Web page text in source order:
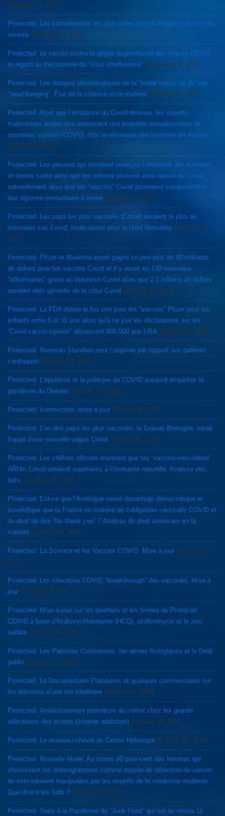
November 1, 2021
Protected: Les compléments les plus utiles pour la longévité active des
séniors November 1, 2021
Protected: Le vaccin contre la grippe augmenterait les risques COVID
eu égard au mécanisme du “virus interference”. November 1, 2021
Protected: Les dangers physiologiques de la “metal music” et de son
“head-banging”. État de la science en la matière October 31, 2021
Protected: Alors que l’incidence du Covid diminue, les experts
mainstream américains annoncent une probable recrudescence de
nouveaux variants COVID, d’ou la nécessité des boosters en masse.
October 30, 2021
Protected: Les preuves qui montrent pourquoi l’immunité des humains
en bonne santé ainsi que les enfants peuvent avoir raison du Covid
naturellement alors que les “vaccins” Covid pourraient compromettre
leur réponse immunitaire à terme October 30, 2021
Protected: Les pays les plus vaccinés (Covid) auraient le plus de
nouveaux cas Covid: implications pour la Herd Immunity October 30,
2021
Protected: Pfizer et Moderna aurait gagné un peu plus de 90 milliards
de dollars pour les vaccins Covid et il y aurait eu 130 nouveaux
“billionnaires” grace au business Covid alors que 2.1 trillions de dollars
auraient étés générés de la crise Covid October 30, 2021
Protected: La FDA donne le feu vert pour les “vaccins” Pfizer pour les
enfants entre 5 et 11 ans alors qu’à ce jour les déclarations sur les
“Covid vaccin injuries” dépassent 800,000 aux USA October 30, 2021
Protected: Nouveau Standard pour l’aspirine par rapport aux patients
cardiaques October 30, 2021
Protected: L’épidémie et la politique du COVID auraient empirées la
pandémie du Diabète October 27, 2021
Protected: Ivermectine: mise à jour October 26, 2021
Protected: L’un des pays les plus vaccinés, la Grande Bretagne, serait
frappé d’une nouvelle vague Covid October 21, 2021
Protected: Les chiffres officiels montrent que les “vaccins-inoculation”
ARNm Covid seraient supérieurs à l’immunité naturelle. Analyse des
faits.
October 18, 2021
Protected: Est-ce que l’Amérique serait davantage démocratique et
scientifique que la France en matière de l’obligation vaccinale COVID et
du droit de dire “No thank you” ? Analyse du droit américain en la
matière October 17, 2021
Protected: La Science et les Vaccins COVID. Mise à jour October 17,
2021
Protected: Les infections COVID “breakthrough” des vaccinés. Mise à
jour October 17, 2021
Protected: Mise à jour sur les bienfaits et les limites du Protocole
COVID à base d’hydroxychloroquine (HCQ), azithromycin et le zinc
sulfate October 17, 2021
Protected: Les Patentes Coronavirus, les armes biologiques et le Droit
public October 17, 2021
Protected: Le Documentaire Plandemic et quelques commentaires sur
les éléments d’une ère totalitaire October 17, 2021
Protected: Amincissement prématuré du cortex chez les grands
utilisateurs des écrans (internet addiction) October 16, 2021
Protected: Le nouveau cheval du Centre Holistique October 15, 2021
Protected: Nouvelle étude: Au moins 90 pour-cent des femmes qui
choisissent les mamogrammes comme moyen de détection du cancer
du sein seraient manipulées par les experts de la médecine moderne.
Que disent les faits ? October 6, 2021
Protected: Suite à la Pandémie du “Junk Food” qui tue au moins 11